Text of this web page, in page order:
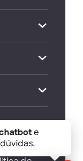
e